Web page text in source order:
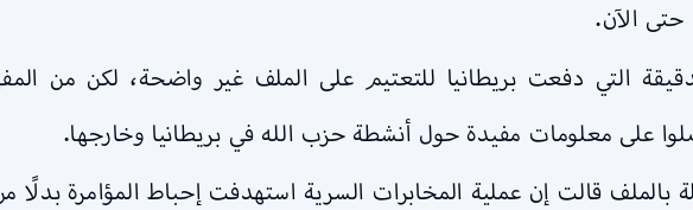
حتى الآن.
التي دفعت بريطانيا للتعتيم على الملف غير واضحة، لكن من
على معلومات مفيدة حول أنشطة حزب الله في بريطانيا وخارجها.
بالملف قالت إن عملية المخابرات السرية استهدفت إحباط المؤامرة بدلًا